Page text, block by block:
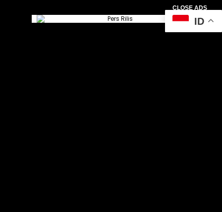
CLOSE ADS
ID